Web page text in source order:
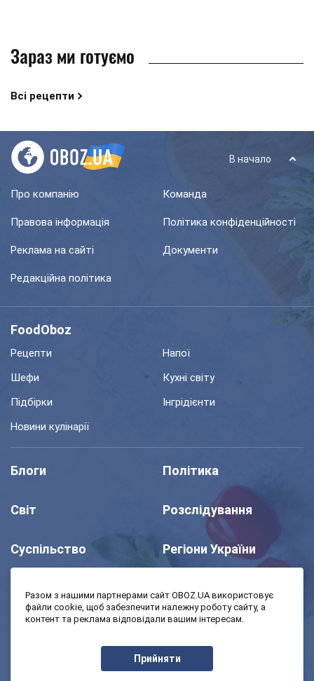
Зараз ми готуємо
Всі рецепти
В начало
Про компанію Команда
Правова інформація Політика конфіденційності
Реклама на сайті Документи
Редакційна політика
FoodOboz
Рецепти
Напої
Шефи
Кухні світу
Підбірки
Інгрідієнти
Новини кулінарії
Блоги Політика
Світ Розслідування
Суспільство Регіони України
Моя школа
Економіка
Разом з нашими партнерами сайт OBOZ.UA використовує
файли cookie, щоб забезпечити належну роботу сайту, а
контент та реклама відповідали вашим інтересам.
Прийняти